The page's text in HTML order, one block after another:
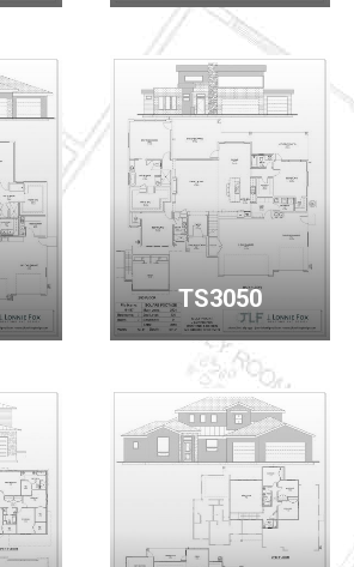
TS3050